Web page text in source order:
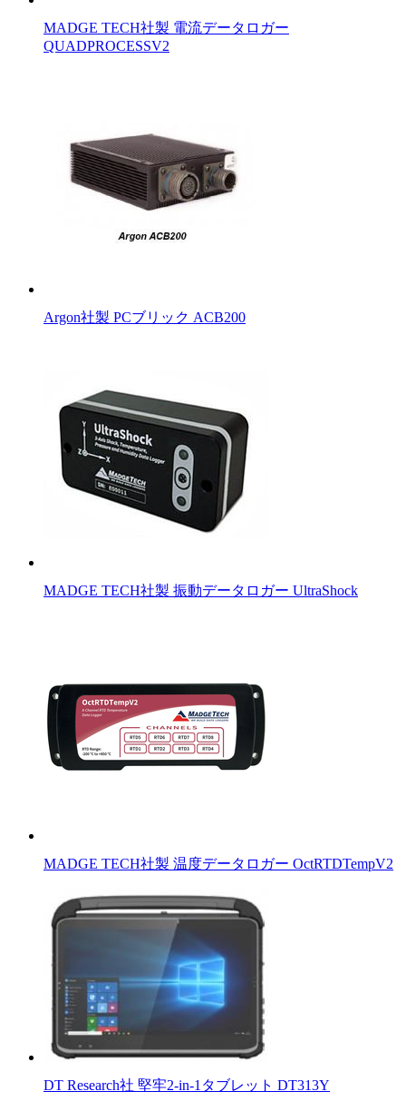
MADGE TECH社製 電流データロガー
QUADPROCESSV2
Argon社製 PCブリック ACB200
MADGE TECH社製 振動データロガー UltraShock
MADGE TECH社製 温度データロガー OctRTDTempV2
DT Research社 堅牢2-in-1タブレット DT313Y